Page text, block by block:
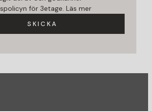
för 3etage. Läs mer
SKICKA